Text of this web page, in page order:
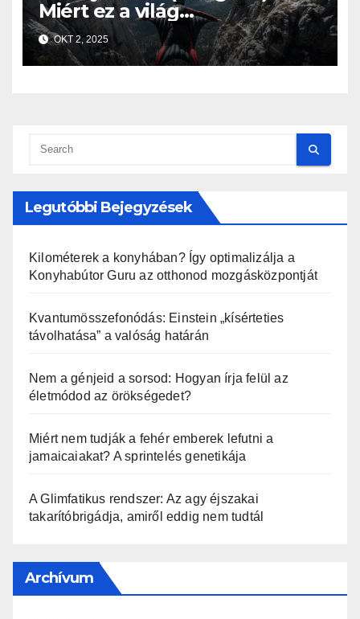
Miért ez a világ
legveszélyesebb sportja?
OKT 2, 2025
Legutóbbi Bejegyzések
Kilométerek a konyhában? Így optimalizálja a
Konyhabútor Guru az otthonod mozgásközpontját
Kvantumösszefonódás: Einstein „kísérteties
távolhatása” a valóság határán
Nem a génjeid a sorsod: Hogyan írja felül az
életmódod az örökségedet?
Miért nem tudják a fehér emberek lefutni a
jamaicaiakat? A sprintelés genetikája
A Glimfatikus rendszer: Az agy éjszakai
takarítóbrigádja, amiről eddig nem tudtál
Archívum